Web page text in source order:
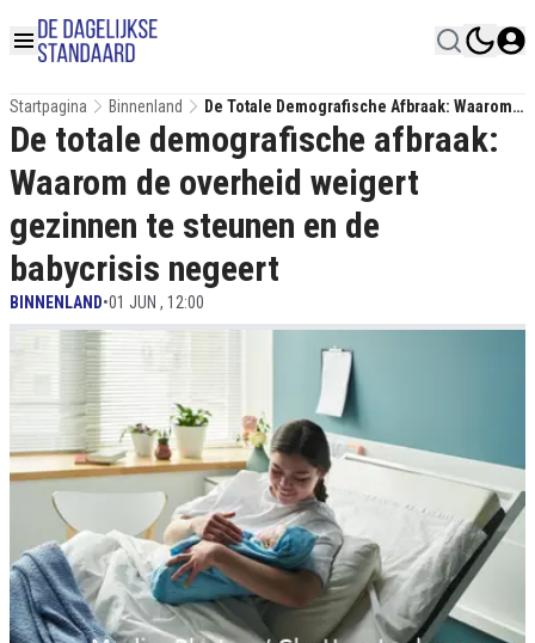
Startpagina Binnenland
De Totale Demografische Afbraak: Waarom
De Overheid Weigert Gezinnen Te Steunen
En De Babycrisis Negeert
De totale demografische afbraak:
Waarom de overheid weigert
gezinnen te steunen en de
babycrisis negeert
BINNENLAND•01 JUN , 12:00